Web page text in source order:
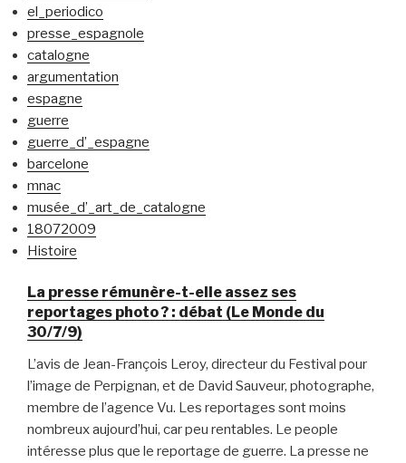
el_periodico
presse_espagnole
catalogne
argumentation
espagne
guerre
guerre_d’_espagne
barcelone
mnac
musée_d’_art_de_catalogne
18072009
Histoire
La presse rémunère-t-elle assez ses
reportages photo ? : débat (Le Monde du
30/7/9)
L’avis de Jean-François Leroy, directeur du Festival pour
l’image de Perpignan, et de David Sauveur, photographe,
membre de l’agence Vu. Les reportages sont moins
nombreux aujourd’hui, car peu rentables. Le people
intéresse plus que le reportage de guerre. La presse ne